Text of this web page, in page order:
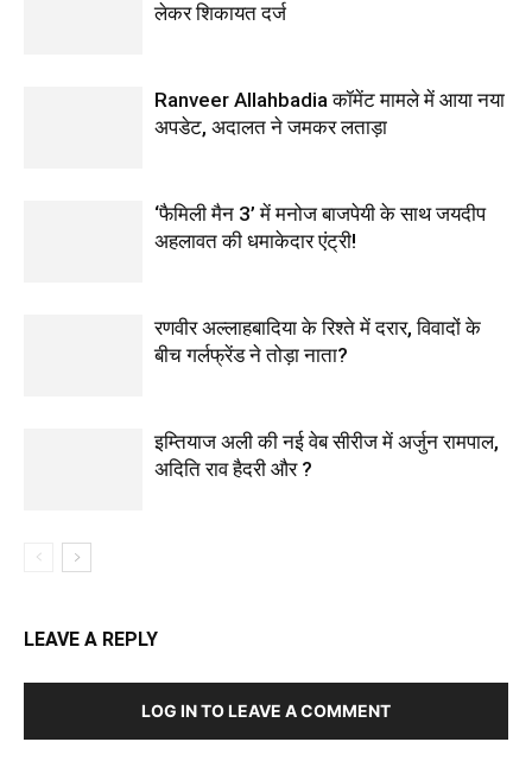
लेकर शिकायत दर्ज
Ranveer Allahbadia कॉमेंट मामले में आया नया
अपडेट, अदालत ने जमकर लताड़ा
‘फैमिली मैन 3’ में मनोज बाजपेयी के साथ जयदीप
अहलावत की धमाकेदार एंट्री!
रणवीर अल्लाहबादिया के रिश्ते में दरार, विवादों के
बीच गर्लफ्रेंड ने तोड़ा नाता?
इम्तियाज अली की नई वेब सीरीज में अर्जुन रामपाल,
अदिति राव हैदरी और ?
LEAVE A REPLY
LOG IN TO LEAVE A COMMENT